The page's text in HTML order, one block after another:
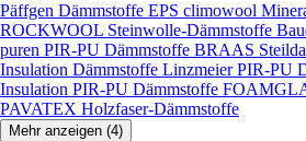
Päffgen Dämmstoffe EPS climowool
ROCKWOOL Steinwolle-Dämmstoffe
puren PIR-PU Dämmstoffe BRAAS
Insulation Dämmstoffe Linzmeier PIR-PU
Insulation PIR-PU Dämmstoffe
PAVATEX Holzfaser-Dämmstoffe
Mehr anzeigen (4)